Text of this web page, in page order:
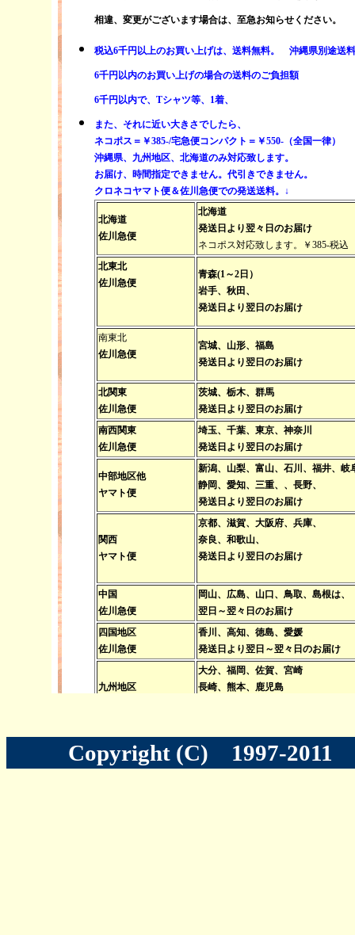
Copyright (C) 1997-2011